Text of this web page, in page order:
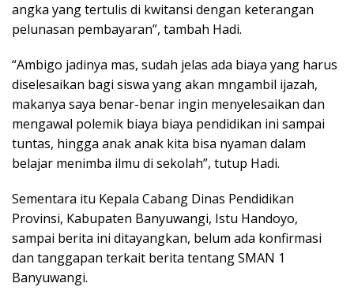
angka yang tertulis di kwitansi dengan keterangan
pelunasan pembayaran”, tambah Hadi.
“Ambigo jadinya mas, sudah jelas ada biaya yang harus
diselesaikan bagi siswa yang akan mngambil ijazah,
makanya saya benar-benar ingin menyelesaikan dan
mengawal polemik biaya biaya pendidikan ini sampai
tuntas, hingga anak anak kita bisa nyaman dalam
belajar menimba ilmu di sekolah”, tutup Hadi.
Sementara itu Kepala Cabang Dinas Pendidikan
Provinsi, Kabupaten Banyuwangi, Istu Handoyo,
sampai berita ini ditayangkan, belum ada konfirmasi
dan tanggapan terkait berita tentang SMAN 1
Banyuwangi.